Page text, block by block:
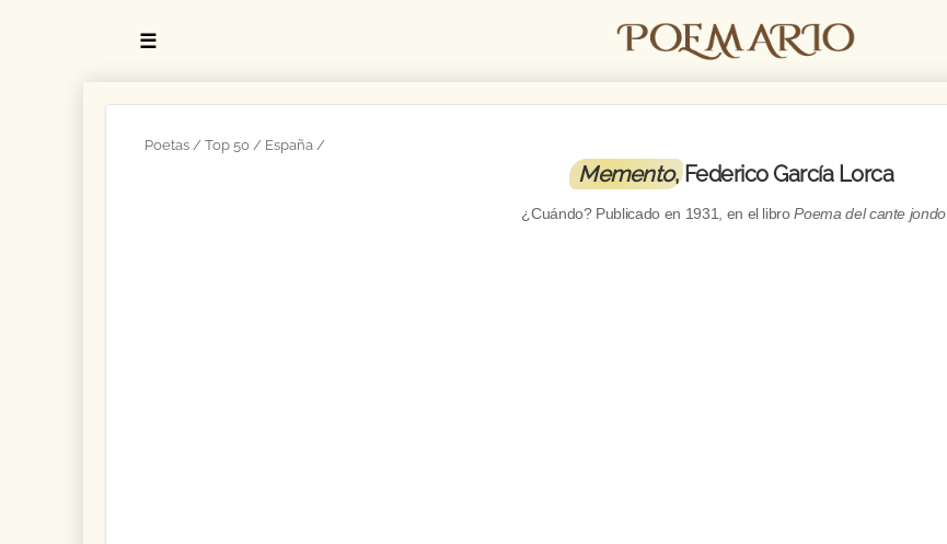
☰
Poetas Top 50 España
Memento, Federico García Lorca
¿Cuándo? Publicado en 1931 , en el libroPoema del cante jondo